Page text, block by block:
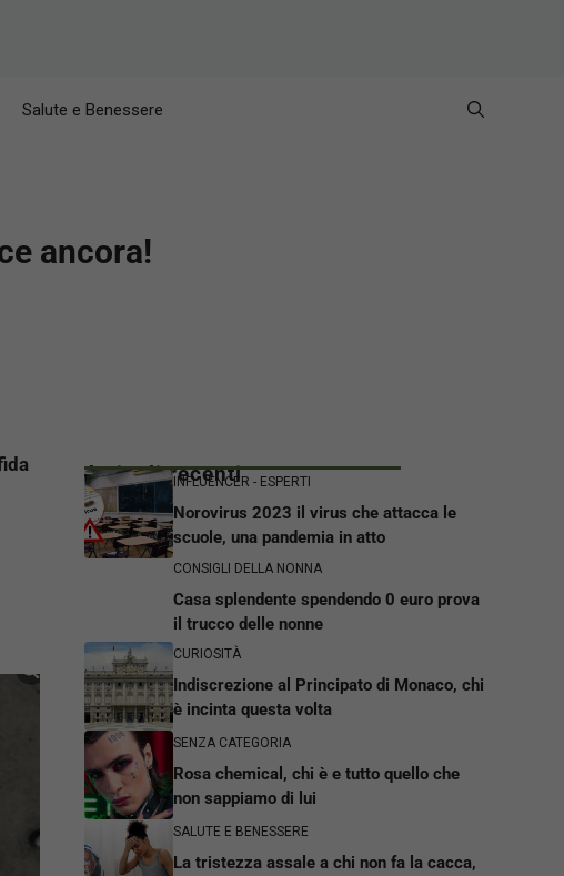
Salute e Benessere
ancora!
Articoli recentiINFLUENCER - ESPERTI
Norovirus 2023 il virus che attacca le
scuole, una pandemia in atto
CONSIGLI DELLA NONNA
Casa splendente spendendo 0 euro prova
il trucco delle nonne
CURIOSITÀ
Indiscrezione al Principato di Monaco, chi
è incinta questa volta
SENZA CATEGORIA
Rosa chemical, chi è e tutto quello che
non sappiamo di lui
SALUTE E BENESSERE
La tristezza assale a chi non fa la cacca,